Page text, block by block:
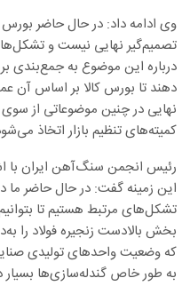
وی ادامه داد: در حال حاضر
تصمیم‌گیر نهایی نیست و تشکل‌ها،
درباره این موضوع به جمع‌بندی
دهند تا بورس کالا بر اساس آن
نهایی در چنین موضوعاتی از
کمیته‌های تنظیم بازار اتخاذ
رئیس انجمن سنگ‌آهن ایران با
این زمینه گفت: در حال حاضر ما
تشکل‌های مرتبط هستیم تا
بخش بالادست زنجیره فولاد را
که وضعیت واحدهای تولیدی
به طور خاص گندله‌سازی‌ها